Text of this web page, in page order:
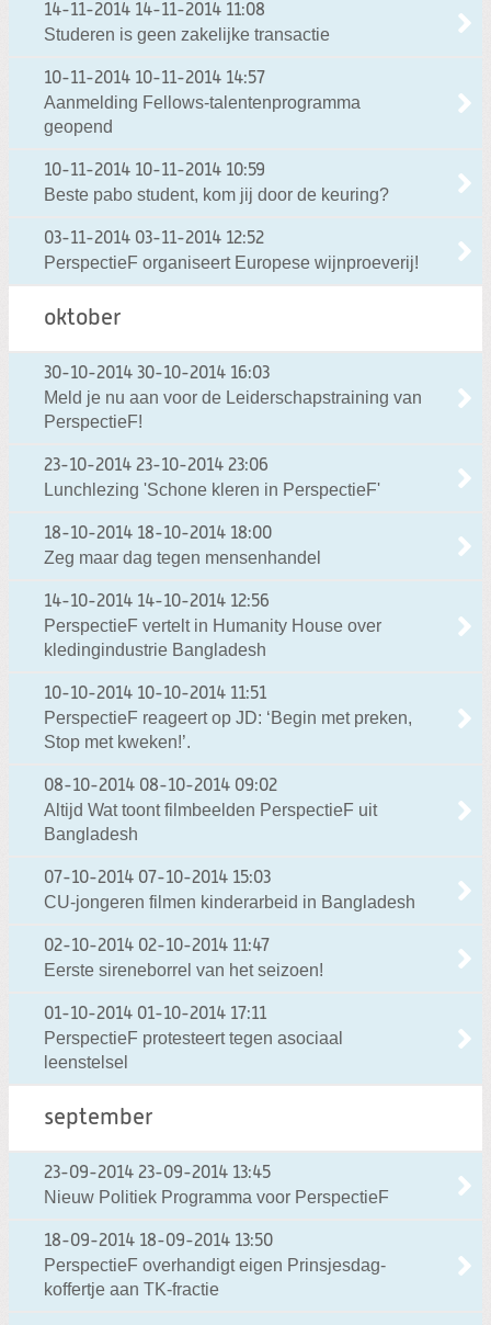
14-11-2014 14-11-2014 11:08
Studeren is geen zakelijke transactie
10-11-2014 10-11-2014 14:57
Aanmelding Fellows-talentenprogramma
geopend
10-11-2014 10-11-2014 10:59
Beste pabo student, kom jij door de keuring?
03-11-2014 03-11-2014 12:52
PerspectieF organiseert Europese wijnproeverij!
oktober
30-10-2014 30-10-2014 16:03
Meld je nu aan voor de Leiderschapstraining van
PerspectieF!
23-10-2014 23-10-2014 23:06
Lunchlezing 'Schone kleren in PerspectieF'
18-10-2014 18-10-2014 18:00
Zeg maar dag tegen mensenhandel
14-10-2014 14-10-2014 12:56
PerspectieF vertelt in Humanity House over
kledingindustrie Bangladesh
10-10-2014 10-10-2014 11:51
PerspectieF reageert op JD: ‘Begin met preken,
Stop met kweken!’.
08-10-2014 08-10-2014 09:02
Altijd Wat toont filmbeelden PerspectieF uit
Bangladesh
07-10-2014 07-10-2014 15:03
CU-jongeren filmen kinderarbeid in Bangladesh
02-10-2014 02-10-2014 11:47
Eerste sireneborrel van het seizoen!
01-10-2014 01-10-2014 17:11
PerspectieF protesteert tegen asociaal
leenstelsel
september
23-09-2014 23-09-2014 13:45
Nieuw Politiek Programma voor PerspectieF
18-09-2014 18-09-2014 13:50
PerspectieF overhandigt eigen Prinsjesdag-
koffertje aan TK-fractie